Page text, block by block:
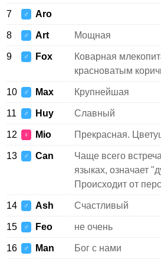
7 ♂ Aro
8 ♂ Art Мощная
9 ♂ Fox
Коварная
красноватым
10 ♂ Max Крупнейшая
11 ♂ Huy Славный
12 ♀ Mio Прекрасная.
13 ♂ Can
Чаще всего
языках, означает
Происходит от
14 ♂ Ash Счастливый
15 ♂ Feo не очень
16 ♂ Man Бог с нами